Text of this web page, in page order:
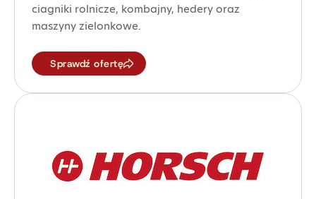
ciagniki rolnicze, kombajny, hedery oraz
maszyny zielonkowe.
Sprawdź ofertę